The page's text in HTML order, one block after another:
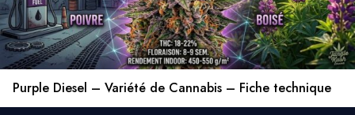
Purple Diesel – Variété de Cannabis – Fiche technique